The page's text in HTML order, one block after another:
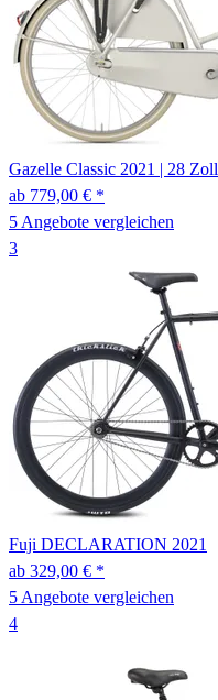
Gazelle Classic 2021 | 28 Zoll
ab 779,00 € *
5 Angebote vergleichen
3
Fuji DECLARATION 2021
ab 329,00 € *
5 Angebote vergleichen
4